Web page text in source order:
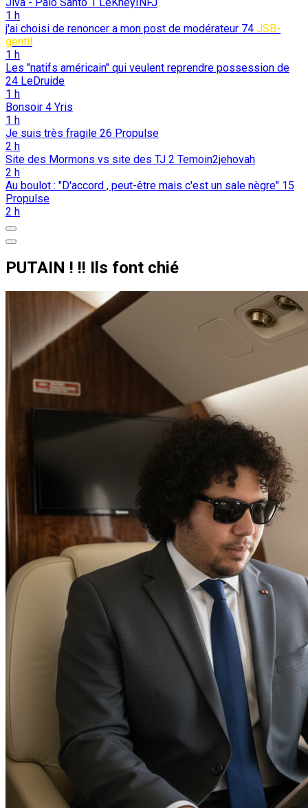
1 h
j'ai choisi de renoncer a mon post de modérateur 74 JSB-
gentil
1 h
Les "natifs américain" qui veulent reprendre possession de
24 LeDruide
1 h
Bonsoir 4 Yris
1 h
Je suis très fragile 26 Propulse
2 h
Site des Mormons vs site des TJ 2 Temoin2jehovah
2 h
Au boulot : "D'accord , peut-être mais c'est un sale nègre" 15
Propulse
2 h
PUTAIN ! !! Ils font chié